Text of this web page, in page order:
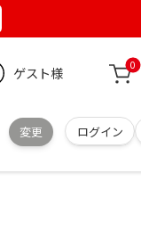
ゲスト様 0
変更 ログイン